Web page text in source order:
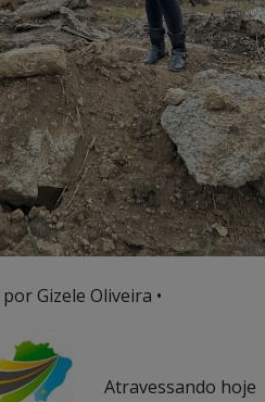
por Gizele Oliveira •
Atravessando hoje